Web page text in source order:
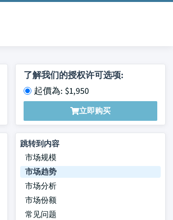
了解我们的授权许可选项:
起價為: $1,950
立即购买
跳转到内容
市场规模
市场趋势
市场分析
市场份额
常见问题